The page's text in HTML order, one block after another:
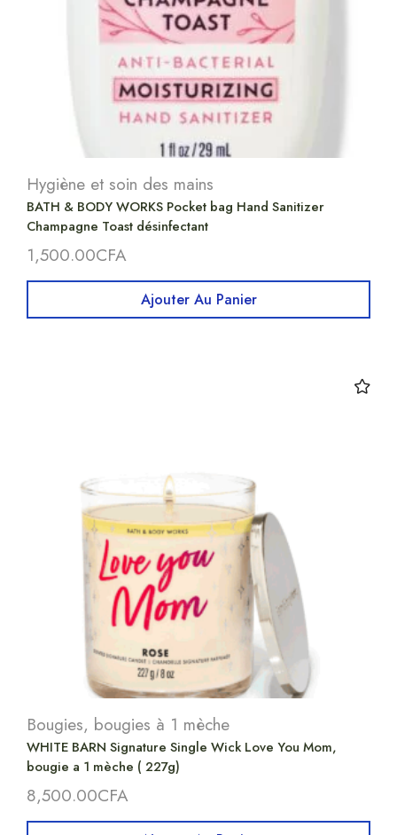
Hygiène et soin des mains
BATH & BODY WORKS Pocket bag Hand Sanitizer
Champagne Toast désinfectant
1,500.00CFA
Ajouter Au Panier
Bougies, bougies à 1 mèche
WHITE BARN Signature Single Wick Love You Mom,
bougie a 1 mèche ( 227g)
8,500.00CFA